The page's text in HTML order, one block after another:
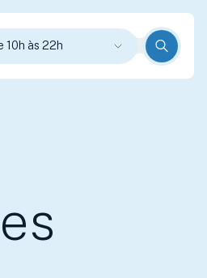
10h às 22h